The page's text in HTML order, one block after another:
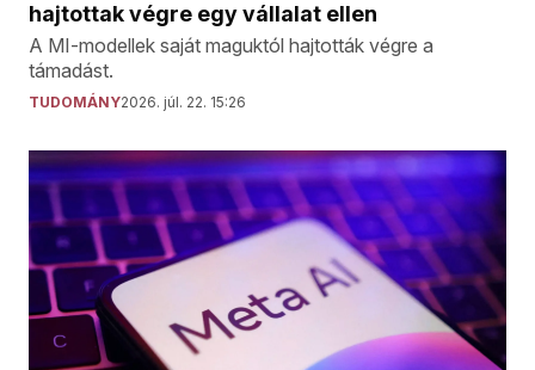
hajtottak végre egy vállalat ellen
A MI-modellek saját maguktól hajtották végre a
támadást.
TUDOMÁNY2026. júl. 22. 15:26